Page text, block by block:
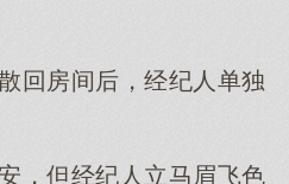
回房间后，经纪人单独
，但经纪人立马眉飞色